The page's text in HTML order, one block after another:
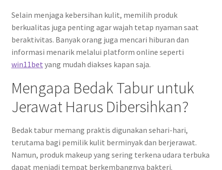
Selain menjaga kebersihan kulit, memilih produk
berkualitas juga penting agar wajah tetap nyaman saat
beraktivitas. Banyak orang juga mencari hiburan dan
informasi menarik melalui platform online seperti
win11bet yang mudah diakses kapan saja.
Mengapa Bedak Tabur untuk
Jerawat Harus Dibersihkan?
Bedak tabur memang praktis digunakan sehari-hari,
terutama bagi pemilik kulit berminyak dan berjerawat.
Namun, produk makeup yang sering terkena udara terbuka
dapat menjadi tempat berkembangnya bakteri.